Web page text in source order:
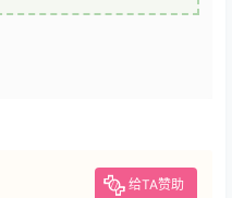
给TA赞助